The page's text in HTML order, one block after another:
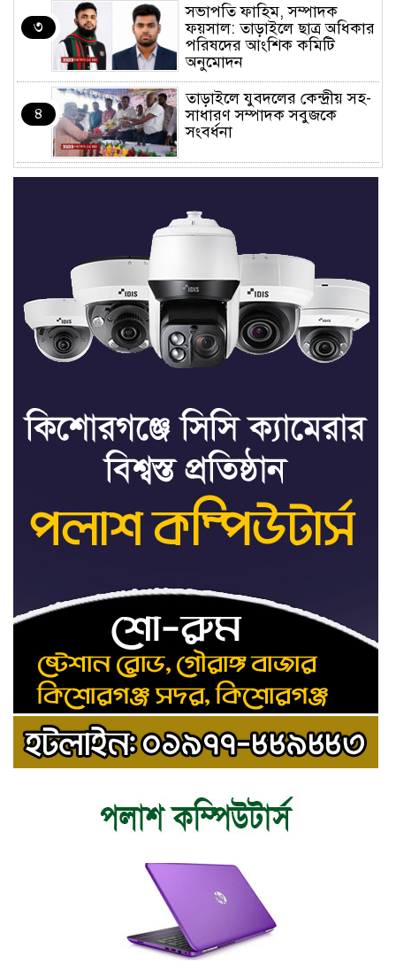
৩
সভাপতি ফাহিম, সম্পাদক
ফয়সাল: তাড়াইলে ছাত্র অধিকার
পরিষদের আংশিক কমিটি
অনুমোদন
৪
তাড়াইলে যুবদলের কেন্দ্রীয় সহ-
সাধারণ সম্পাদক সবুজকে
সংবর্ধনা
৪ মন্ত্রণালয়ে নতুন সচিব নিয়োগ,
শেখ হাসিনার সঙ্গে পালানোর
ফ্লাইট কীভাবে মিস করেছিলেন
সালমান এফ রহমান
৭
ভাত রান্নার সময় নরম হয়ে গেলে
কী করবেন
৮
মৃত্যুদণ্ড বাদ না দেওয়ায়
প্রত্যক্ষদর্শীদের তথ্য দেয়নি
জাতিসংঘ: ট্রাইব্যুনালকে
প্রসিকিউটর
৯
তাড়াইলে রাউতি মানবসেবা
ফাউন্ডেশনের আয়োজনে কাফন-
দাফন বিষয়ক বিশেষ প্রশিক্ষণ
১০
৪ বিভাগে অতি ভারি বৃষ্টির
সতর্কবার্তা